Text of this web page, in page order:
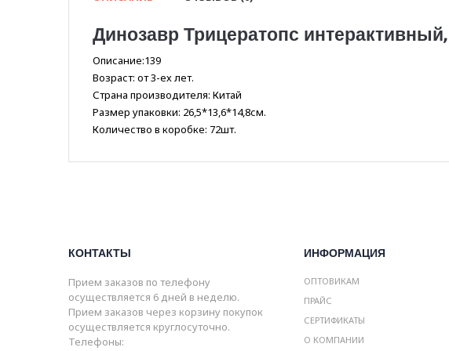
Динозавр Трицератопс интерактивный,
Описание:139
Возраст: от 3-ех лет.
Страна производителя: Китай
Размер упаковки: 26,5*13,6*14,8см.
Количество в коробке: 72шт.
КОНТАКТЫ
Прием заказов по телефону
осуществляется 6 дней в неделю.
Прием заказов через корзину покупок
осуществляется круглосуточно.
Телефоны:
ИНФОРМАЦИЯ
ОПТОВИКАМ
ПРАЙС
СЕРТИФИКАТЫ
О КОМПАНИИ